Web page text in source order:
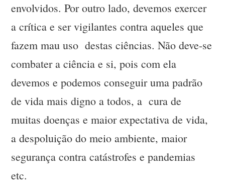
envolvidos. Por outro lado, devemos exercer
a crítica e ser vigilantes contra aqueles que
fazem mau uso destas ciências. Não deve-se
combater a ciência e si, pois com ela
devemos e podemos conseguir uma padrão
de vida mais digno a todos, a cura de
muitas doenças e maior expectativa de vida,
a despoluição do meio ambiente, maior
segurança contra catástrofes e pandemias
etc.